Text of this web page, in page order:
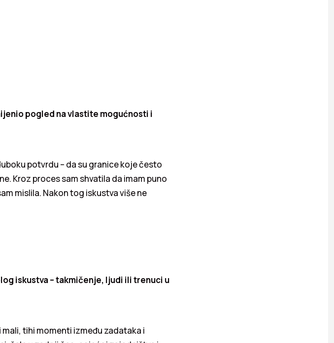
pogled na vlastite mogućnosti i
potvrdu – da su granice koje često
Kroz proces sam shvatila da imam puno
mislila. Nakon tog iskustva više ne
iskustva – takmičenje, ljudi ili trenuci u
tihi momenti između zadataka i